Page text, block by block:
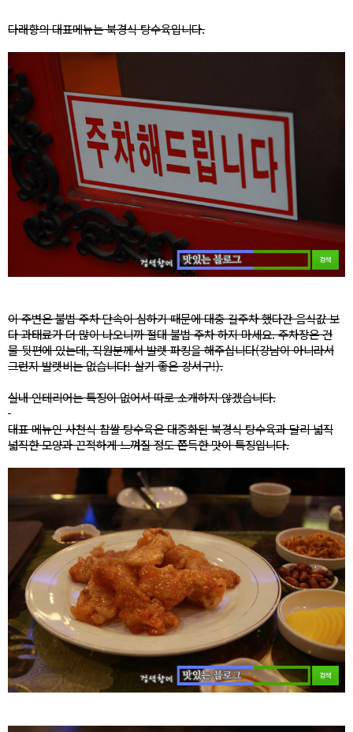
다래향의 대표메뉴는 북경식 탕수육입니다.
이 주변은 불법 주차 단속이 심하기 때문에 대충 길주차 했다간 음식값 보
다 과태료가 더 많이 나오니까 절대 불법 주차 하지 마세요. 주차장은 건
물 뒷편에 있는데, 직원분께서 발렛 파킹을 해주십니다(강남이 아니라서
그런지 발렛비는 없습니다! 살기 좋은 강서구!).
실내 인테리어는 특징이 없어서 따로 소개하지 않겠습니다.
대표 메뉴인 사천식 찹쌀 탕수육은 대중화된 북경식 탕수육과 달리 넓직
넓직한 모양과 끈적하게 느껴질 정도 쫀득한 맛이 특징입니다.